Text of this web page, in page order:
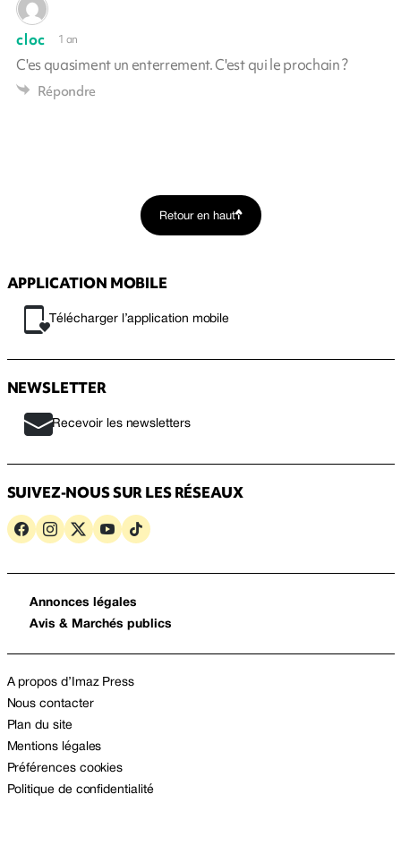
cloc 1 an
C'es quasiment un enterrement. C'est qui le prochain ?
Répondre
Retour en haut
APPLICATION MOBILE
Télécharger l’application mobile
NEWSLETTER
Recevoir les newsletters
SUIVEZ-NOUS SUR LES RÉSEAUX
Annonces légales
Avis & Marchés publics
A propos d’Imaz Press
Nous contacter
Plan du site
Mentions légales
Préférences cookies
Politique de confidentialité